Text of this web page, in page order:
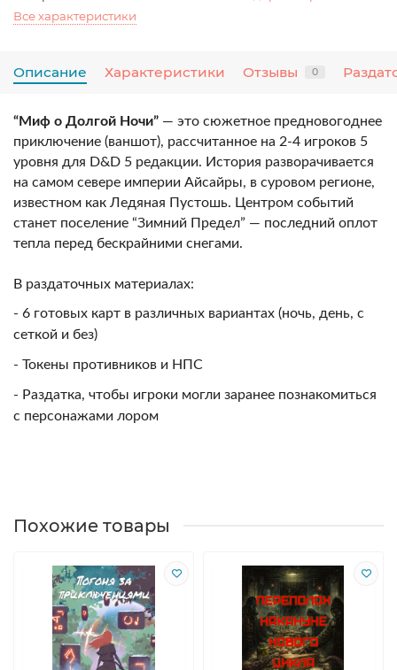
Все характеристики
Описание Характеристики Отзывы 0
“Миф о Долгой Ночи” — это сюжетное предновогоднее
приключение (ваншот), рассчитанное на 2-4 игроков 5
уровня для D&D 5 редакции. История разворачивается
на самом севере империи Айсайры, в суровом регионе,
известном как Ледяная Пустошь. Центром событий
станет поселение “Зимний Предел” — последний оплот
тепла перед бескрайними снегами.
В раздаточных материалах:
- 6 готовых карт в различных вариантах (ночь, день, с
сеткой и без)
- Токены противников и НПС
- Раздатка, чтобы игроки могли заранее познакомиться
с персонажами лором
Похожие товары